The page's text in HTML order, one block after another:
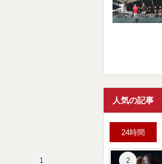
人気の記事
24時間